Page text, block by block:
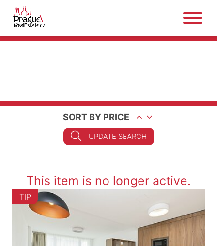
SORT BY PRICE
UPDATE SEARCH
This item is no longer active.
TIP